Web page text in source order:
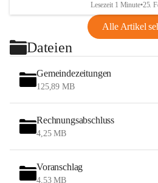
Lesezeit 1 Minute•25.
Alle Artikel
Dateien
Gemeindezeitungen
125,89 MB
Rechnungsabschluss
4,25 MB
Voranschlag
4,53 MB